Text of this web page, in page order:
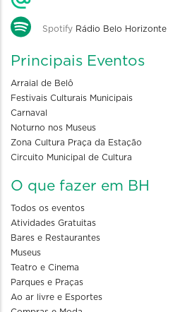
Spotify Rádio Belo Horizonte
Principais Eventos
Arraial de Belô
Festivais Culturais Municipais
Carnaval
Noturno nos Museus
Zona Cultura Praça da Estação
Circuito Municipal de Cultura
O que fazer em BH
Todos os eventos
Atividades Gratuitas
Bares e Restaurantes
Museus
Teatro e Cinema
Parques e Praças
Ao ar livre e Esportes